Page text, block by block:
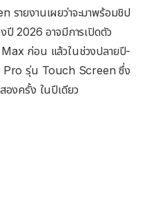
ายงานเผยว่าจะมาพร้อมชิป
ปี 2026 อาจมีการเปิดตัว
ก่อน แล้วในช่วงปลายปี-
Pro รุ่น Touch Screen ซึ่ง
งครั้ง ในปีเดียว